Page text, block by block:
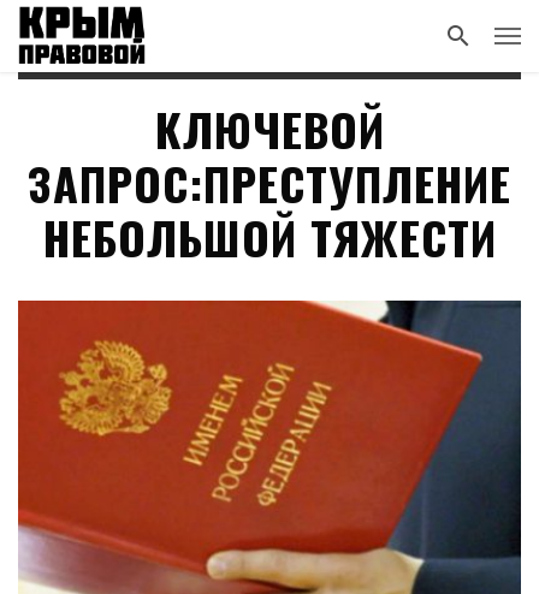
КЛЮЧЕВОЙ
ЗАПРОС:ПРЕСТУПЛЕНИЕ
НЕБОЛЬШОЙ ТЯЖЕСТИ